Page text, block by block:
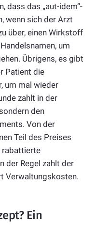
dass das „aut-idem“-
wenn sich der Arzt
über, einen Wirkstoff
um
Übrigens, es gibt
Patient die
um mal wieder
zahlt in der
den
Von der
Teil des Preises
rabattierte
der Regel zahlt der
Verwaltungskosten.
Ein